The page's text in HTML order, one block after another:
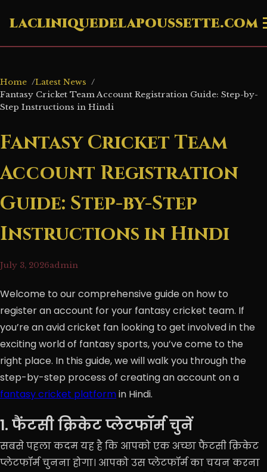
lacliniquedelapoussette.com
Home
Latest News
Fantasy Cricket Team Account Registration Guide: Step-by-
Step Instructions in Hindi
Fantasy Cricket Team
Account Registration
Guide: Step-by-Step
Instructions in Hindi
July 3, 2026admin
Welcome to our comprehensive guide on how to
register an account for your fantasy cricket team. If
you’re an avid cricket fan looking to get involved in the
exciting world of fantasy sports, you’ve come to the
right place. In this guide, we will walk you through the
step-by-step process of creating an account on a
fantasy cricket platformin Hindi.
1. फैंटसी क्रिकेट प्लेटफॉर्म चुनें
सबसे पहला कदम यह है कि आपको एक अच्छा फैंटसी क्रिकेट
प्लेटफॉर्म चुनना होगा। आपको उस प्लेटफॉर्म का चयन करना